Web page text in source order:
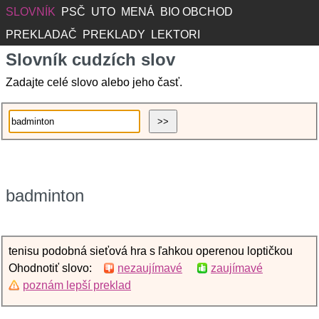
SLOVNÍK PSČ UTO MENÁ
BIO OBCHOD
PREKLADAČ
PREKLADY LEKTORI
Slovník cudzích slov
Zadajte celé slovo alebo jeho časť.
badminton
tenisu podobná sieťová hra s ľahkou operenou loptičkou
Ohodnotiť slovo:
nezaujímavé
zaujímavé
poznám lepší preklad